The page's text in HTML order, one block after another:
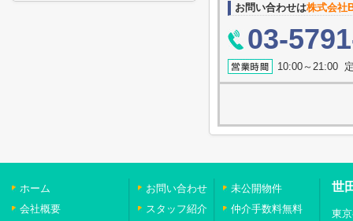
お問い合わせは株式会社
03-
10:00～21:00
ホーム
会社概要
お問い合わせ
スタッフ紹介
未公開物件
仲介手数料無料
世
東